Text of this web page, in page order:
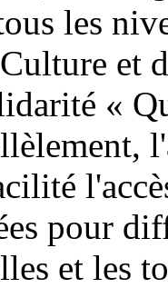
les
et
«
pour
et les